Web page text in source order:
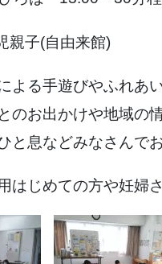
子(自由来館)
よる手遊びやふれあ
のお出かけや地域の
と息などみなさんで
はじめての方や妊婦